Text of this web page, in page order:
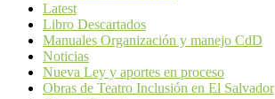
Latest
Libro Descartados
Manuales Organización y manejo CdD
Noticias
Nueva Ley y aportes en proceso
Obras de Teatro Inclusión en El Salvador